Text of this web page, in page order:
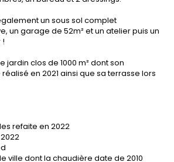
un sous sol complet
un garage de 52m² et un atelier puis un
!
jardin clos de 1000 m² dont son
en 2021 ainsi que sa terrasse lors
refaite en 2022
ville dont la chaudière date de 2010